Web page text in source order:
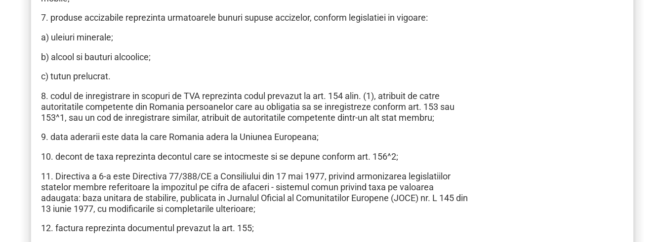
7. produse accizabile reprezinta urmatoarele bunuri supuse accizelor, conform legislatiei in vigoare:
a) uleiuri minerale;
b) alcool si bauturi alcoolice;
c) tutun prelucrat.
8. codul de inregistrare in scopuri de TVA reprezinta codul prevazut la art. 154 alin. (1), atribuit de catre
autoritatile competente din Romania persoanelor care au obligatia sa se inregistreze conform art. 153 sau
153^1, sau un cod de inregistrare similar, atribuit de autoritatile competente dintr-un alt stat membru;
9. data aderarii este data la care Romania adera la Uniunea Europeana;
10. decont de taxa reprezinta decontul care se intocmeste si se depune conform art. 156^2;
11. Directiva a 6-a este Directiva 77/388/CE a Consiliului din 17 mai 1977, privind armonizarea legislatiilor
statelor membre referitoare la impozitul pe cifra de afaceri - sistemul comun privind taxa pe valoarea
adaugata: baza unitara de stabilire, publicata in Jurnalul Oficial al Comunitatilor Europene (JOCE) nr. L 145 din
13 iunie 1977, cu modificarile si completarile ulterioare;
12. factura reprezinta documentul prevazut la art. 155;